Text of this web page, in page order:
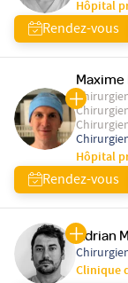
Hôpital
Rendez-vous
Maxime
Hôpital
Rendez-vous
Adrian
Clinique